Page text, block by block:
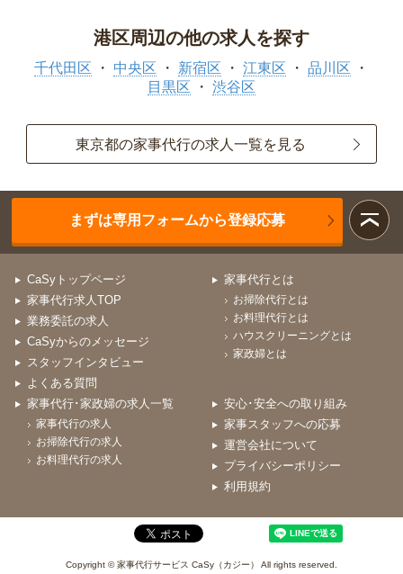
港区周辺の他の求人を探す
千代田区 中央区 新宿区 江東区
品川区
目黒区
渋谷区
東京都の家事代行の求人一覧を見る
まずは専用フォームから登録応募
CaSyトップページ
家事代行求人TOP
業務委託の求人
CaSyからのメッセージ
スタッフインタビュー
よくある質問
家事代行とは
お掃除代行とは
お料理代行とは
ハウスクリーニングとは
家政婦とは
家事代行･家政婦の求人一覧
家事代行の求人
お掃除代行の求人
お料理代行の求人
安心･安全への取り組み
家事スタッフへの応募
運営会社について
プライバシーポリシー
利用規約
Copyright © 家事代行サービス CaSy（カジー） All rights reserved.